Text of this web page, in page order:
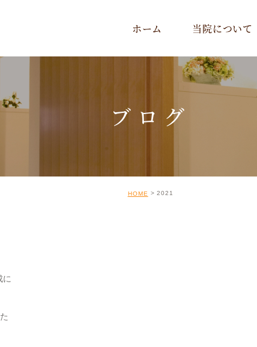
ホーム 当院について
ブログ
HOME 2021
に